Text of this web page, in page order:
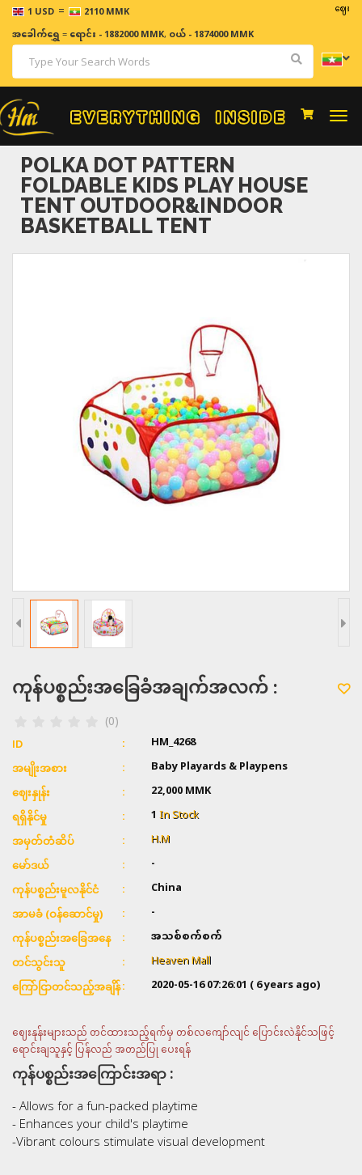
1 USD = 2110 MMK ဈေးနှုန်
အခေါက်ရွှေ=ရောင်း - 1882000 MMK, ဝယ် - 1874000 MMK
POLKA DOT PATTERN
FOLDABLE KIDS PLAY HOUSE
TENT OUTDOOR&INDOOR
BASKETBALL TENT
ကုန်ပစ္စည်းအခြေခံအချက်အလက် :
(0)
ID HM_4268
အမျိုးအစား Baby Playards & Playpens
ဈေးနှုန်း 22,000MMK
ရရှိနိုင်မှု 1In Stock
အမှတ်တံဆိပ် H.M
မော်ဒယ် -
ကုန်ပစ္စည်းမူလနိုင်ငံ China
အာမခံ (ဝန်ဆောင်မှု) -
ကုန်ပစ္စည်းအခြေအနေ အသစ်စက်စက်
တင်သွင်းသူ Heaven Mall
ကြော်ငြာတင်သည့်အချိန် 2020-05-16 07:26:01 ( 6 years ago)
ဈေးနုန်းများသည် တင်ထားသည့်ရက်မှ တစ်လကျော်လျင် ပြောင်းလဲနိုင်သဖြင့်
ရောင်းချသူနှင့် ပြန်လည် အတည်ပြု ပေးရန်
ကုန်ပစ္စည်းအကြောင်းအရာ :
- Allows for a fun-packed playtime
- Enhances your child's playtime
-Vibrant colours stimulate visual development